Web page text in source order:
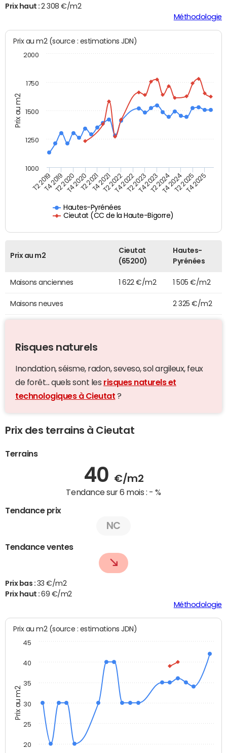
Prix haut :2 308 €/m2
Méthodologie
Prix au m2
Prix au m2 (source : estimations JDN)
Hautes-Pyrénées
Cieutat (CC de la Haute-Bigorre)
T2 2019T4 2019T2 2020T4 2020T2 2021T4 2021T2 2022T4 2022T2 2023T4 2023T2 2024T4 2024T2 2025T4 2025
1000
2000
1250
1500
1750
Prix au m2
Cieutat
(65200)
Hautes-
Pyrénées
Maisons anciennes 1 622 €/m2 1 505 €/m2
Maisons neuves 2 325 €/m2
Risques naturels
Inondation, séisme, radon, seveso, sol argileux, feux
de forêt... quels sont les risques naturels et
technologiques à Cieutat ?
Prix des terrains à Cieutat
Terrains
40 €/m2
Tendance sur 6 mois : - %
Tendance prix
NC
Tendance ventes
Prix bas : 33 €/m2
Prix haut :69 €/m2
Méthodologie
Prix au m2
Prix au m2 (source : estimations JDN)
20
25
30
35
40
45